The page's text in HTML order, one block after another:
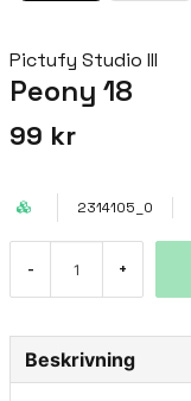
Pictufy Studio III
Peony 18
99 kr
2314105_0
- +
Beskrivning